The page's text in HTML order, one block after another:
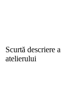
Scurtă descriere a
atelierului